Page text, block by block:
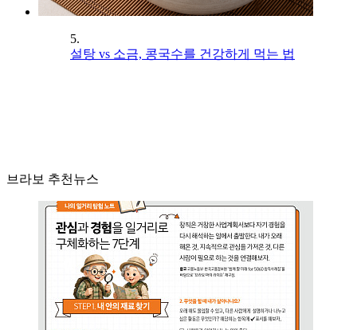
5.
설탕 vs 소금, 콩국수를 건강하게 먹는 법
브라보 추천뉴스